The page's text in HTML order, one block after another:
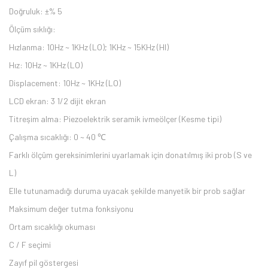
Doğruluk: ±% 5
Ölçüm sıklığı:
Hızlanma: 10Hz ~ 1KHz (LO); 1KHz ~ 15KHz (HI)
Hız: 10Hz ~ 1KHz (LO)
Displacement: 10Hz ~ 1KHz (LO)
LCD ekran: 3 1/2 dijit ekran
Titreşim alma: Piezoelektrik seramik ivmeölçer (Kesme tipi)
Çalışma sıcaklığı: 0 ~ 40 ℃
Farklı ölçüm gereksinimlerini uyarlamak için donatılmış iki prob (S ve
L)
Elle tutunamadığı duruma uyacak şekilde manyetik bir prob sağlar
Maksimum değer tutma fonksiyonu
Ortam sıcaklığı okuması
C / F seçimi
Zayıf pil göstergesi